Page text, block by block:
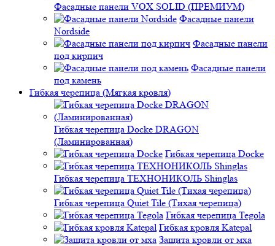
Фасадные панели VOX SOLID (ПРЕМИУМ)
Фасадные панели
Nordside
Фасадные панели
под кирпич
Фасадные панели
под камень
Гибкая черепица (Мягкая кровля)
Гибкая черепица Docke DRAGON
(Ламинированная)
Гибкая черепица Docke
Гибкая черепица ТЕХНОНИКОЛЬ Shinglas
Гибкая черепица Quiet Tile (Тихая черепица)
Гибкая черепица Tegola
Гибкая кровля Katepal
Защита кровли от мха